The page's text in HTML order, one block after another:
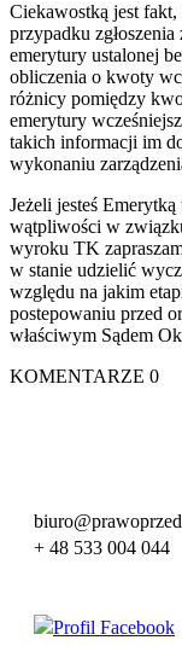
Ciekawostką jest
przypadku
emerytury ustalonej
obliczenia o kwoty
różnicy pomiędzy
emerytury
takich informacji im
wykonaniu
Jeżeli jesteś
wątpliwości w
wyroku TK
w stanie udzielić
względu na jakim
postepowaniu przed
właściwym Sądem
KOMENTARZE 0
+ 48 533 004 044